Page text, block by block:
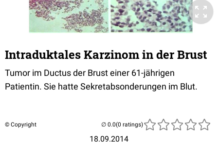
Intraduktales Karzinom in der Brust
Tumor im Ductus der Brust einer 61-jährigen
Patientin. Sie hatte Sekretabsonderungen im Blut.
© Copyright
18.09.2014
(0 ratings)